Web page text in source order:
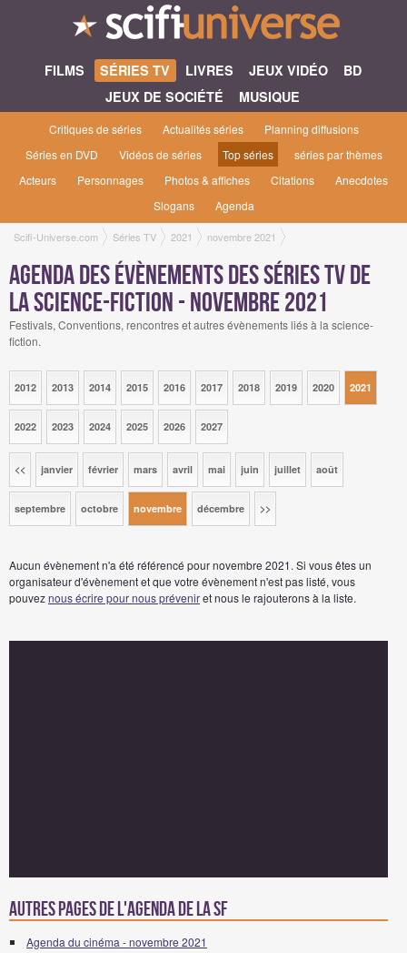
FILMS SÉRIES TV LIVRES JEUX VIDÉO
BD
JEUX DE SOCIÉTÉ
MUSIQUE
Critiques de séries Actualités séries
Planning diffusions
Séries en DVD
Vidéos de séries Top séries
séries par thèmes
Acteurs
Personnages Photos & affiches Citations
Anecdotes
Slogans
Agenda
Scifi-Universe.com Séries TV 2021 novembre 2021
Agenda des évènements des séries TV de
la science-fiction - novembre 2021
Festivals, Conventions, rencontres et autres évènements liés à la science-
fiction.
2012 2013 2014 2015 2016 2017 2018 2019 2020 2021
2022 2023 2024 2025 2026 2027
<< janvier février mars avril mai juin juillet août
septembre octobre novembre décembre >>
Aucun évènement n'a été référencé pour novembre 2021. Si vous êtes un
organisateur d'évènement et que votre évènement n'est pas listé, vous
pouveznous écrire pour nous préveniret nous le rajouterons à la liste.
Autres pages de l'agenda de la SF
Agenda du cinéma - novembre 2021